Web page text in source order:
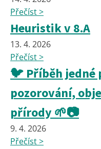
Přečíst >
Heuristik v 8.A
13. 4. 2026
Přečíst >
🐦 Příběh jedné
pozorování,
přírody 🌱📷
9. 4. 2026
Přečíst >